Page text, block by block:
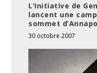
L’Initiative de
lancent une
sommet
30 octobre 2007